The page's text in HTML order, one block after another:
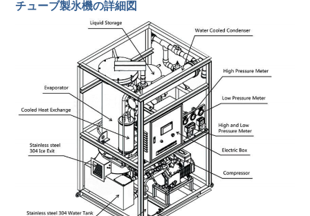
チューブ製氷機の詳細図